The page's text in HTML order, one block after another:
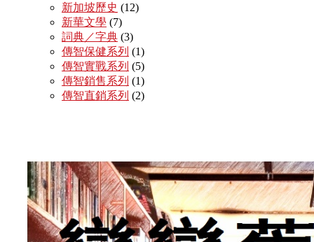
新加坡歷史 (12)
新華文學 (7)
詞典／字典 (3)
傳智保健系列 (1)
傳智實戰系列 (5)
傳智銷售系列 (1)
傳智直銷系列 (2)